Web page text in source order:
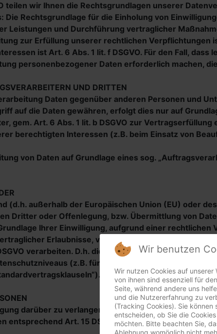
teilen wir Ihnen die Rechtsgrundlagen unserer
Rechtsgrundlage für die Einholung von
Leistungen und Durchführung vertraglicher
zur Erfüllung unserer rechtlichen Verpflichtungen
ist Art. 6 Abs. 1 lit. f DSGVO. Für den Fall,
personenbezogener Daten erforderlich machen,
UND DRITTEN
Daten gegenüber anderen Personen und
auf die Daten gewähren, erfolgt dies nur auf
gem. Art. 6 Abs. 1 lit. b DSGVO zur
berechtigten Interessen (z.B. beim Einsatz von
von Daten auf Grundlage eines sog.
(d.h. außerhalb der Europäischen Union (EU) oder
Dritter oder Offenlegung, bzw. Übermittlung von
Ihrer Einwilligung, aufgrund einer
Erlaubnisse, verarbeiten oder lassen wir
verarbeiten. D.h. die Verarbeitung erfolgt z.B.
(z.B. für die USA durch das „Privacy
darüber zu verlangen, ob betreffende Daten
entsprechend Art. 15 DSGVO.
Wir benutzen
Wir nutzen Cookies auf unserer
von ihnen sind essenziell für
Seite, während andere uns
und die Nutzererfahrung zu
(Tracking Cookies). Sie können
entscheiden, ob Sie die
möchten. Bitte beachten Sie,
Ablehnung womöglich nicht